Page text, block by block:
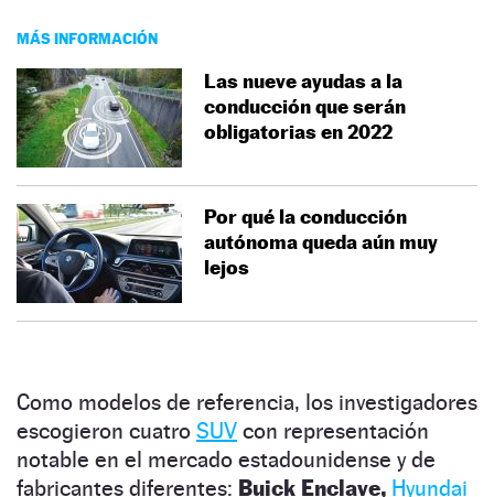
MÁS INFORMACIÓN
Las nueve ayudas a la
conducción que serán
obligatorias en 2022
Por qué la conducción
autónoma queda aún muy
lejos
Como modelos de referencia, los investigadores
escogieron cuatro SUV con representación
notable en el mercado estadounidense y de
fabricantes diferentes: Buick Enclave, Hyundai